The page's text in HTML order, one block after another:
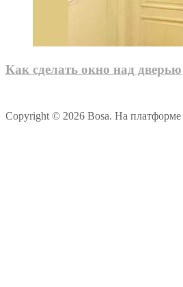
Как сделать окно над дверью
Copyright © 2026 Bosa. На платформе